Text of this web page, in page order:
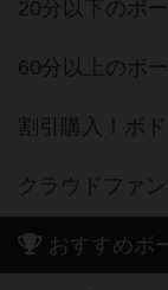
20分以下のボ
60分以上のボ
割引購入！ボ
クラウドファ
おすすめボ